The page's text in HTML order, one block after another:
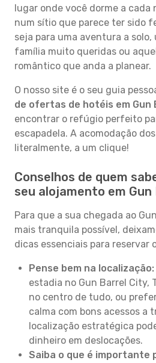
lugar onde você dorme a cada
num sítio que parece ter sido
seja para uma aventura a solo,
família muito queridas ou
romântico que anda a planear.
O nosso site é o seu guia
de ofertas de hotéis em Gun
encontrar o refúgio perfeito
escapadela. A acomodação
literalmente, a um clique!
Conselhos de quem
seu alojamento em
Para que a sua chegada ao
mais tranquila possível,
dicas essenciais para reservar
Pense bem na localização:
estadia no Gun Barrel City,
no centro de tudo, ou
calma com bons acessos a
localização estratégica
dinheiro em deslocações.
Saiba o que é importante